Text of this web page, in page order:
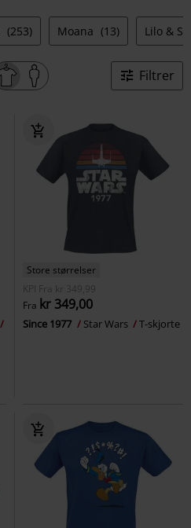
(253) Moana (13) Lilo &
Filtrer
Store størrelser
KPI
Fra kr 349,99
Fra kr 349,00
Since 1977 Star Wars T-skjorte